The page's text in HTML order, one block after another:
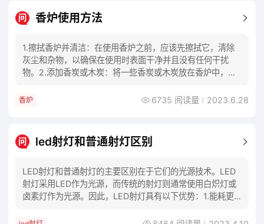
问 香炉使用方法
1.擦拭香炉并清洁：在使用香炉之前，应该先擦拭它，清除
灰尘和杂物，以确保在使用时表面干净并且没有任何干扰
物。2.添加香炭或木炭：将一些香炭或木炭放在香炉中，并
香炉 6735 阅读量 2023.6.28
问 led射灯和普通射灯区别
LED射灯和普通射灯的主要区别在于它们的光源技术。LED
射灯采用LED作为光源，而传统的射灯则通常使用白炽灯或
卤素灯作为光源。因此，LED射灯具有以下优势：1.能耗更